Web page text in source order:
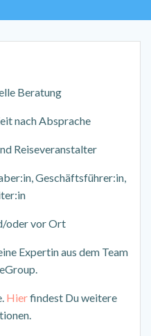
Beratung
nach Absprache
Reiseveranstalter
Geschäftsführer:in,
oder vor Ort
Expertin aus dem Team
Hierfindest Du weitere